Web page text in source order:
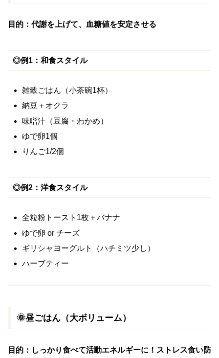
目的：代謝を上げて、血糖値を安定させる
◎例1：和食スタイル
雑穀ごはん（小茶碗1杯）
納豆＋オクラ
味噌汁（豆腐・わかめ）
ゆで卵1個
りんご1/2個
◎例2：洋食スタイル
全粒粉トースト1枚＋バナナ
ゆで卵 or チーズ
ギリシャヨーグルト（ハチミツ少し）
ハーブティー
🌞昼ごはん（大ボリューム）
目的：しっかり食べて活動エネルギーに！ストレス食い防